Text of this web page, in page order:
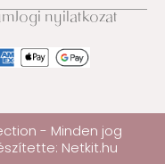
Jogi nyilatkozat
- Minden jog
Netkit.hu